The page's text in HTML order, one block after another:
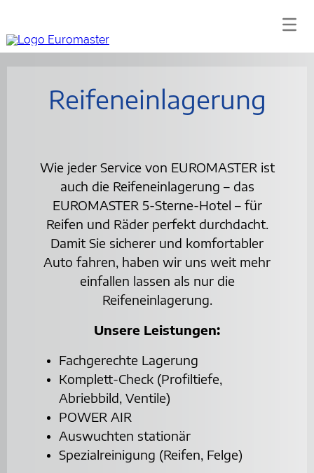
Reifeneinlagerung
Wie jeder Service von EUROMASTER ist
auch die Reifeneinlagerung – das
EUROMASTER 5-Sterne-Hotel – für
Reifen und Räder perfekt durchdacht.
Damit Sie sicherer und komfortabler
Auto fahren, haben wir uns weit mehr
einfallen lassen als nur die
Reifeneinlagerung.
Unsere Leistungen:
Fachgerechte Lagerung
Komplett-Check (Profiltiefe,
Abriebbild, Ventile)
POWER AIR
Auswuchten stationär
Spezialreinigung (Reifen, Felge)